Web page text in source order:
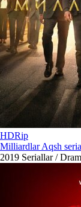
HDRip
Milliardlar Aqsh
2019 Seriallar /